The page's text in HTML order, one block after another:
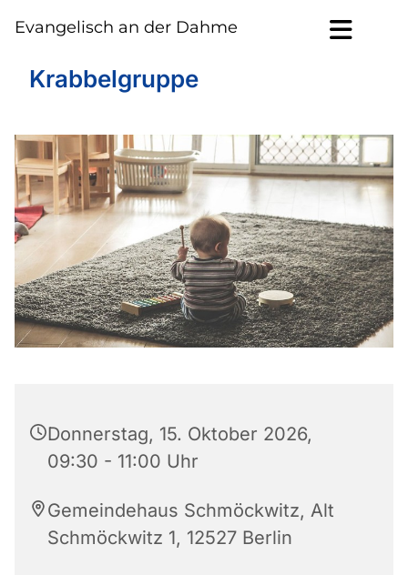
Evangelisch an der Dahme
Krabbelgruppe
Donnerstag, 15. Oktober 2026,
09:30 - 11:00 Uhr
Gemeindehaus Schmöckwitz, Alt
Schmöckwitz 1, 12527 Berlin